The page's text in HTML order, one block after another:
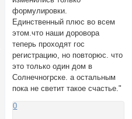
формулировки.
Единственный плюс во всем
этом.что наши доровора
теперь проходят гос
регистрацию, но повторюс. что
это только один дом в
Солнечногрске. а остальным
пока не светит такое счастье."
0